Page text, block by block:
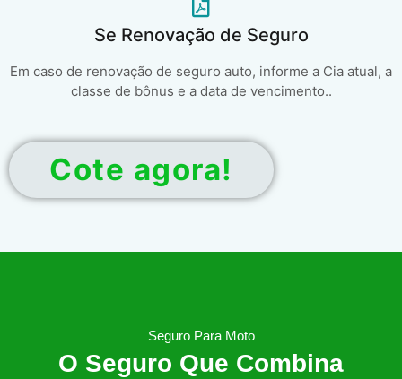
Se Renovação de Seguro
Em caso de renovação de seguro auto, informe a Cia atual, a
classe de bônus e a data de vencimento..
Cote agora!
Seguro Para Moto
O Seguro Que Combina